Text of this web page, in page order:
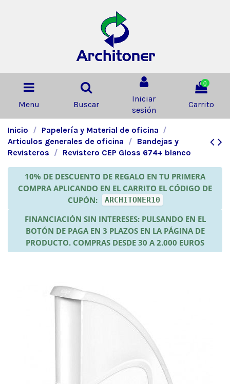
Menu Buscar
Iniciar
sesión
0
Carrito
Inicio
Papelería y Material de oficina
Articulos generales de oficina
Bandejas y
Revisteros
Revistero CEP Gloss 674+ blanco
10% DE DESCUENTO DE REGALO EN TU PRIMERA
COMPRA APLICANDO EN EL CARRITO EL CÓDIGO DE
CUPÓN:
ARCHITONER10
FINANCIACIÓN SIN INTERESES: PULSANDO EN EL
BOTÓN DE PAGA EN 3 PLAZOS EN LA PÁGINA DE
PRODUCTO. COMPRAS DESDE 30 A 2.000 EUROS